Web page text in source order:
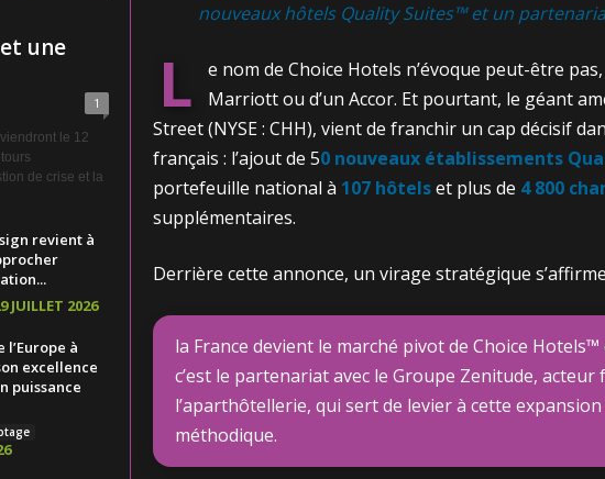
nouveaux hôtels Quality Suites™ et un
L
e nom de Choice Hotels n’évoque peut-être
Marriott ou d’un Accor. Et pourtant, le géant
Street (NYSE : CHH), vient de franchir un cap décisif
français : l’ajout de 50 nouveaux établissements
portefeuille national à 107 hôtelset plus de 4 800
supplémentaires.
Derrière cette annonce, un virage stratégique
la France devient le marché pivot de Choice Hotels™
c’est le partenariat avec le Groupe Zenitude, acteur
l’aparthôtellerie, qui sert de levier à cette
méthodique.
une
1
le 12
de crise et la
revient à
JUILLET 2026
l’Europe à
excellence
puissance